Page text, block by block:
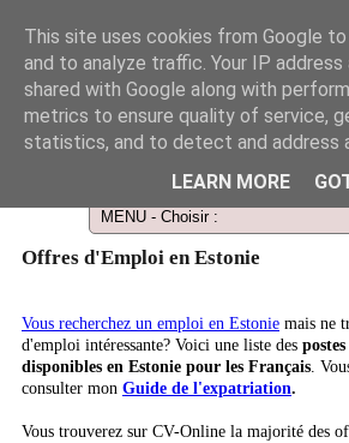
Le Guide des Smart Télescopes et de
Offres d'Emploi en Estonie
Vous recherchez un emploi en Estonie mais ne
d'emploi intéressante? Voici une liste des
disponibles en Estonie pour les Français.
consulter mon Guide de l'expatriation.
Vous trouverez sur CV-Online la majorité des
This site uses cookies from Google
and to analyze traffic. Your IP address
shared with Google along with
metrics to ensure quality of service,
statistics, and to detect and address
LEARN MORE